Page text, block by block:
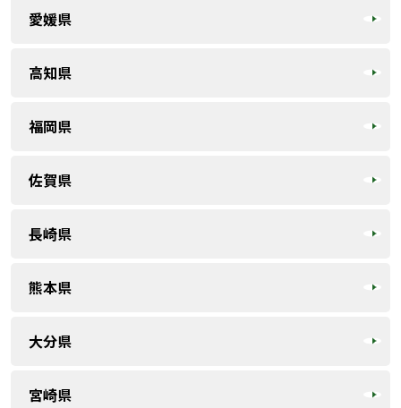
愛媛県
高知県
福岡県
佐賀県
長崎県
熊本県
大分県
宮崎県